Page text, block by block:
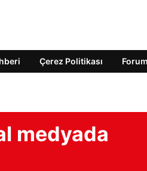
Çerez Politikası Forum
medyada